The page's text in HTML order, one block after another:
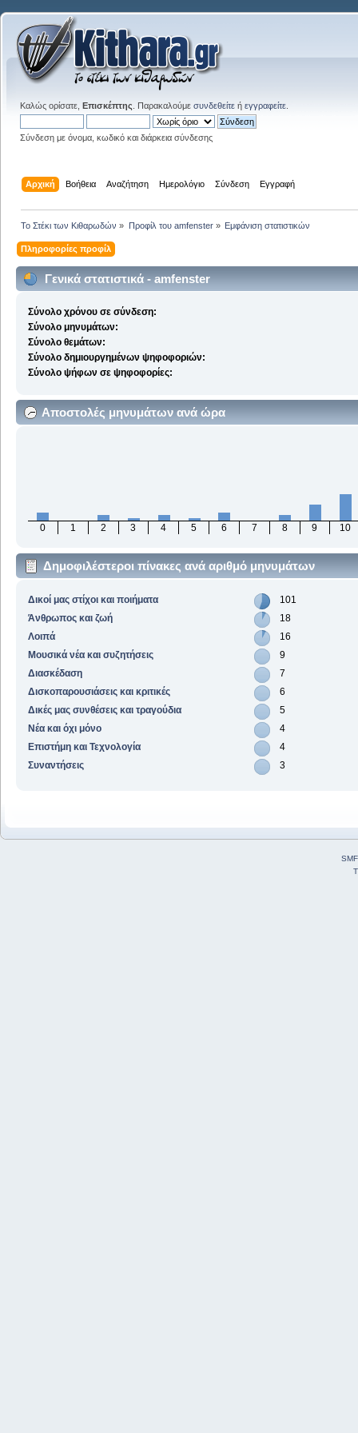
Καλώς ορίσατε, Επισκέπτης . Παρακαλούμε συνδεθείτε ή εγγραφείτε
Σύνδεση με όνομα, κωδικό και διάρκεια σύνδεσης
Αρχική Βοήθεια Αναζήτηση Ημερολόγιο Σύνδεση Εγγραφή
Το Στέκι των Κιθαρωδών » Προφίλ του amfenster» Εμφάνιση στατιστικών
Πληροφορίες προφίλ
Γενικά στατιστικά - amfenster
Σύνολο χρόνου σε σύνδεση:
Σύνολο μηνυμάτων:
Σύνολο θεμάτων:
Σύνολο δημιουργημένων ψηφοφοριών:
Σύνολο ψήφων σε ψηφοφορίες:
Αποστολές μηνυμάτων ανά ώρα
0 1 2 3 4 5 6 7 8 9 10
Δημοφιλέστεροι πίνακες ανά αριθμό μηνυμάτων
Δικοί μας στίχοι και ποιήματα
101
Άνθρωπος και ζωή
18
Λοιπά
16
Μουσικά νέα και συζητήσεις
9
Διασκέδαση
7
Δισκοπαρουσιάσεις και κριτικές
6
Δικές μας συνθέσεις και τραγούδια
5
Νέα και όχι μόνο
4
Επιστήμη και Τεχνολογία
4
Συναντήσεις
3